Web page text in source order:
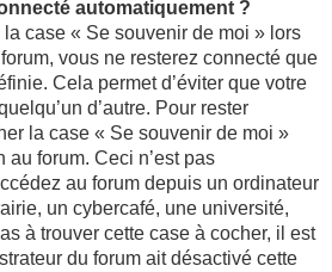
automatiquement ?
case « Se souvenir de moi » lors
vous ne resterez connecté que
Cela permet d’éviter que votre
d’autre. Pour rester
la case « Se souvenir de moi »
au forum. Ceci n’est pas
au forum depuis un ordinateur
un cybercafé, une université,
à trouver cette case à cocher, il est
du forum ait désactivé cette